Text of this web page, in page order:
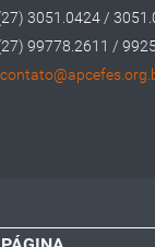
3051.0424 /
99778.2611 /